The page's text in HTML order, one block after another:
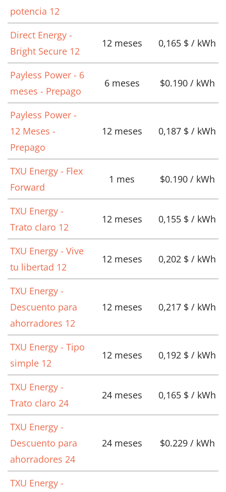
potencia 12
Direct Energy -
Bright Secure 12
12 meses 0,165 $ / kWh
Payless Power - 6
meses - Prepago
6 meses $0.190 / kWh
Payless Power -
12 Meses -
Prepago
12 meses 0,187 $ / kWh
TXU Energy - Flex
Forward
1 mes $0.190 / kWh
TXU Energy -
Trato claro 12
12 meses 0,155 $ / kWh
TXU Energy - Vive
tu libertad 12
12 meses 0,202 $ / kWh
TXU Energy -
Descuento para
ahorradores 12
12 meses 0,217 $ / kWh
TXU Energy - Tipo
simple 12
12 meses 0,192 $ / kWh
TXU Energy -
Trato claro 24
24 meses 0,165 $ / kWh
TXU Energy -
Descuento para
ahorradores 24
24 meses $0.229 / kWh
TXU Energy -